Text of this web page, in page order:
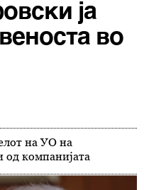
ја
во
на УО на
од компанијата